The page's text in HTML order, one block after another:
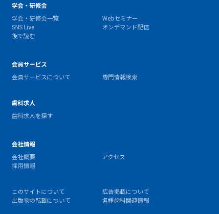
学会・研修会
学会・研修会一覧
Webセミナー
SNS Live
オンデマンド配信
後で読む
会員サービス
会員サービスについて
専門情報検索
歯科求人
歯科求人を探す
会社情報
会社概要
アクセス
採用情報
このサイトについて
広告掲載について
出版物の転載について
各種歯科関連情報